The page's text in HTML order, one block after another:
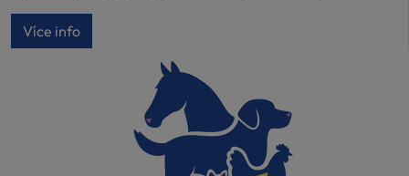
Více info